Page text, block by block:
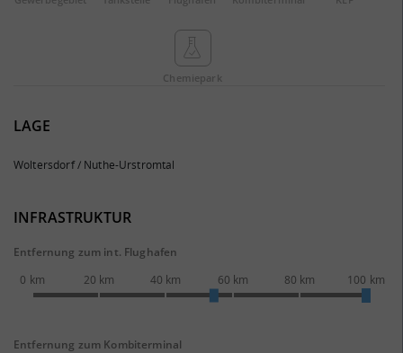
Chemie­park
LAGE
Woltersdorf / Nuthe-Urstromtal
INFRASTRUKTUR
Entfernung zum int. Flughafen
0 km
20 km 40 km 60 km 80 km 100 km
Entfernung zum Kombiterminal